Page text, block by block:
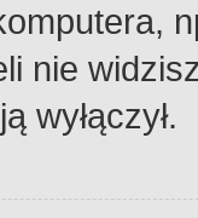
nie
wyłączył.